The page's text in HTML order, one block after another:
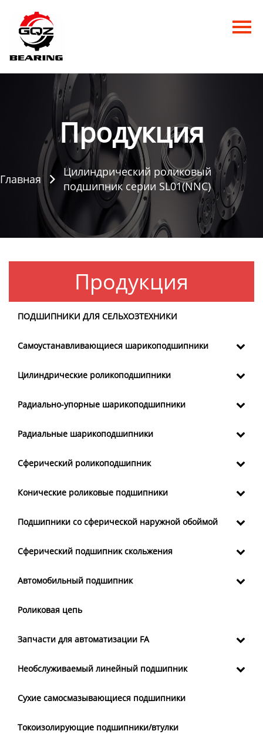
Главная
Продукция
Новости
Контакты Продукция
Главная 
Цилиндрический роликовый
подшипник серии SL01(NNC)
Продукция
ПОДШИПНИКИ ДЛЯ СЕЛЬХОЗТЕХНИКИ
Самоустанавливающиеся шарикоподшипники
Цилиндрические роликоподшипники
Радиально-упорные шарикоподшипники
Радиальные шарикоподшипники
Сферический роликоподшипник
Конические роликовые подшипники
Подшипники со сферической наружной обоймой
Сферический подшипник скольжения
Автомобильный подшипник
Роликовая цепь
Запчасти для автоматизации FA
Необслуживаемый линейный подшипник
Сухие самосмазывающиеся подшипники
Токоизолирующие подшипники/втулки